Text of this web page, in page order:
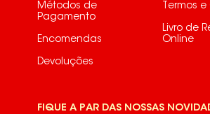
Métodos de
Pagamento
Encomendas
Devoluções
Termos
Livro de
Online
FIQUE A PAR DAS NOSSAS